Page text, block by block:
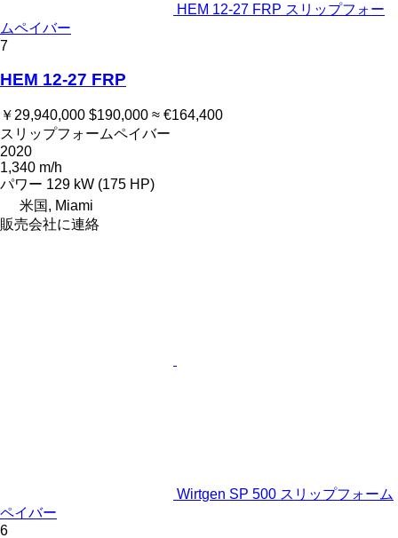
HEM 12-27 FRP スリップフォー
ムペイバー
7
HEM 12-27 FRP
￥29,940,000 $190,000 ≈ €164,400
スリップフォームペイバー
2020
1,340 m/h
パワー 129 kW (175 HP)
米国, Miami
販売会社に連絡
Wirtgen SP 500 スリップフォーム
ペイバー
6